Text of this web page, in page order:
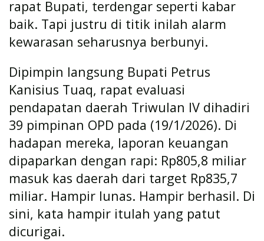
rapat Bupati, terdengar seperti kabar
baik. Tapi justru di titik inilah alarm
kewarasan seharusnya berbunyi.
Dipimpin langsung Bupati Petrus
Kanisius Tuaq, rapat evaluasi
pendapatan daerah Triwulan IV dihadiri
39 pimpinan OPD pada (19/1/2026). Di
hadapan mereka, laporan keuangan
dipaparkan dengan rapi: Rp805,8 miliar
masuk kas daerah dari target Rp835,7
miliar. Hampir lunas. Hampir berhasil. Di
sini, kata hampir itulah yang patut
dicurigai.